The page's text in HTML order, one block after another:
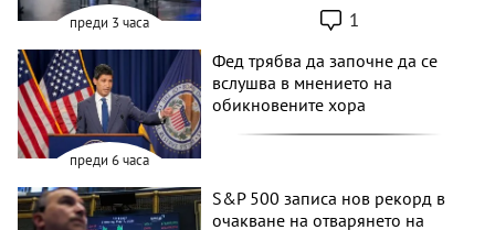
преди 3 часа 1
преди 6 часа
Фед трябва да започне да се
вслушва в мнението на
обикновените хора
S&P 500 записа нов рекорд в
очакване на отварянето на